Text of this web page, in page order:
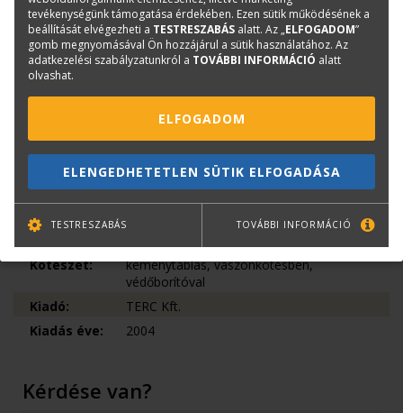
városlakónak, aki Budapest jelenének jobb megértéséhez
annak múltját is meg akarja ismerni.
Könyvinfó
Kategóriák
Saját kiadású könyvek
Építészettörténet
Urbanisztika
963 9535 05 2
Méret:
238×218 mm
Oldalak
Kötészet:
keménytáblás, vászonkötésben,
védőborítóval
Kiadó:
TERC Kft.
Kiadás éve:
2004
Kérdése van?
tevékenységünk támogatása érdekében. Ezen sütik működésének a
beállítását elvégezheti a TESTRESZABÁS alatt. Az „ELFOGADOM”
gomb megnyomásával Ön hozzájárul a sütik használatához. Az
adatkezelési szabályzatunkról a TOVÁBBI INFORMÁCIÓ alatt
olvashat.
ELFOGADOM
ELENGEDHETETLEN SÜTIK ELFOGADÁSA
TESTRESZABÁS TOVÁBBI INFORMÁCIÓ